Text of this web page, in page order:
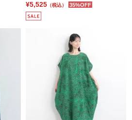
¥5,525 （税込） 35%OFF